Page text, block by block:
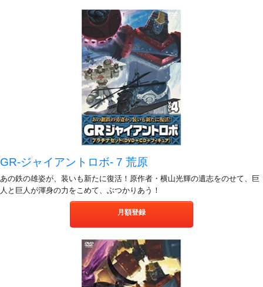
GR-ジャイアントロボ- 7 荒原
あの鉄の雄姿が、装いも新たに復活！原作者・横山光輝の遺志をのせて、巨
人と巨人が渾身の力をこめて、ぶつかりあう！
月額登録